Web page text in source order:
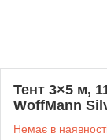
Тент 3×5 м,
WoffMann
Немає в